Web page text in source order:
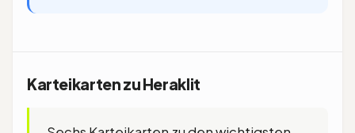
Karteikarten zu Heraklit